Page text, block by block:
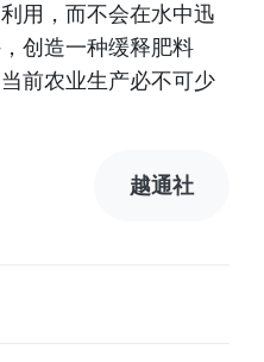
用，而不会在水中迅
创造一种缓释肥料
前农业生产必不可少
越通社